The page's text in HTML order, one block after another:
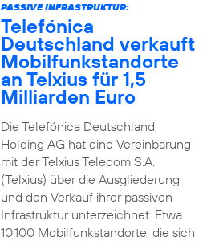
PASSIVE INFRASTRUKTUR:
Telefónica
Deutschland verkauft
Mobilfunkstandorte
an Telxius für 1,5
Milliarden Euro
Die Telefónica Deutschland
Holding AG hat eine Vereinbarung
mit der Telxius Telecom S.A.
(Telxius) über die Ausgliederung
und den Verkauf ihrer passiven
Infrastruktur unterzeichnet. Etwa
10.100 Mobilfunkstandorte, die sich